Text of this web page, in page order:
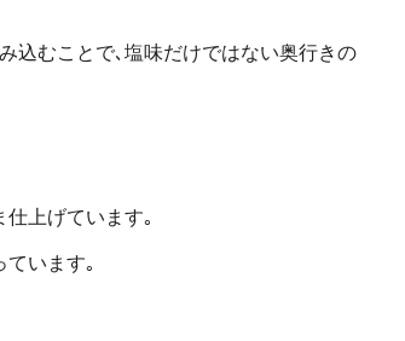
込むことで､ 塩味だけではない奥行きの
上げています｡
ています｡